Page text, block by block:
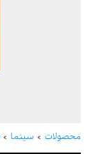
محصولات سینما